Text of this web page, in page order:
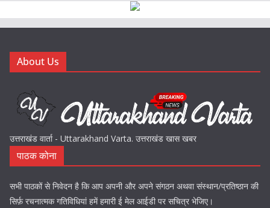
About Us
उत्तराखंड वार्ता - Uttarakhand Varta. उत्तराखंड खास खबर
पाठक कोना
सभी पाठकों से निवेदन है कि आप अपनी और अपने संगठन अथवा संस्थान/प्रतिष्ठान की
सिर्फ़ रचनात्मक गतिविधियां हमें हमारी ई मेल आईडी पर सचित्र भेजिए।